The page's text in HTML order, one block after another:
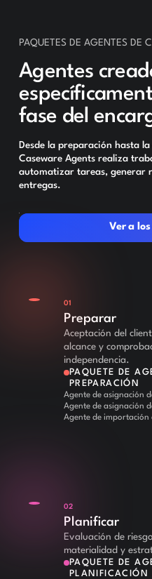
PAQUETES DE AGENTES DE
Agentes
fase del
Desde la preparación hasta
Caseware Agents realiza
automatizar tareas, generar
entregas.
Ver a
Ver a los agentes
01
Preparar
Aceptación del
alcance y
independencia.
PAQUETE DE
PREPARACIÓN
Agente de asignación
Agente de asignación
Agente de
02
Planificar
Evaluación de
materialidad y
PAQUETE DE
PLANIFICACIÓN